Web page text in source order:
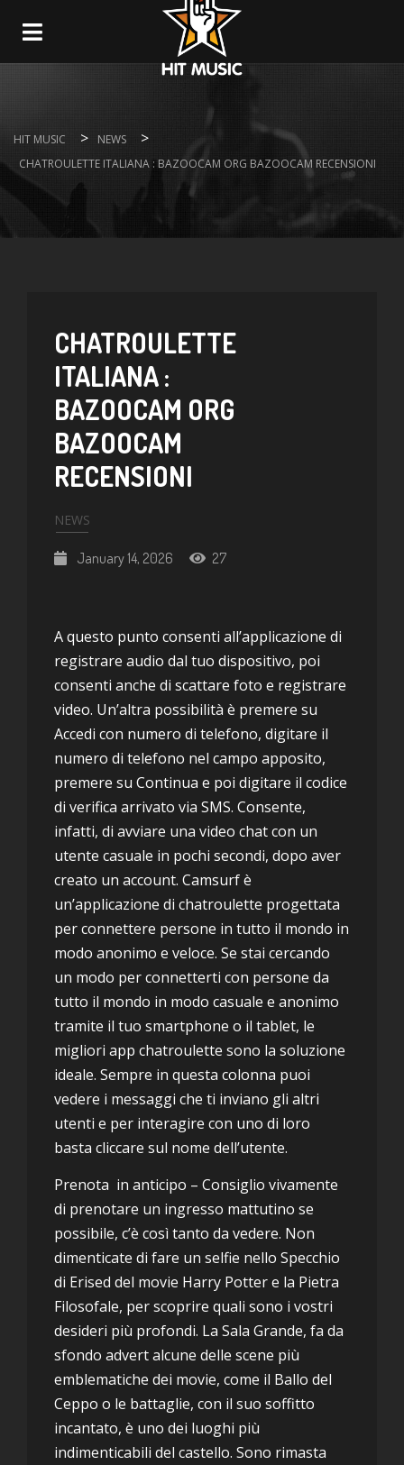
Navigation
HIT MUSIC > NEWS >
CHATROULETTE ITALIANA : BAZOOCAM ORG BAZOOCAM RECENSIONI
CHATROULETTE
ITALIANA :
BAZOOCAM ORG
BAZOOCAM
RECENSIONI
NEWS
January 14, 2026 27
A questo punto consenti all’applicazione di
registrare audio dal tuo dispositivo, poi
consenti anche di scattare foto e registrare
video. Un’altra possibilità è premere su
Accedi con numero di telefono, digitare il
numero di telefono nel campo apposito,
premere su Continua e poi digitare il codice
di verifica arrivato via SMS. Consente,
infatti, di avviare una video chat con un
utente casuale in pochi secondi, dopo aver
creato un account. Camsurf è
un’applicazione di chatroulette progettata
per connettere persone in tutto il mondo in
modo anonimo e veloce. Se stai cercando
un modo per connetterti con persone da
tutto il mondo in modo casuale e anonimo
tramite il tuo smartphone o il tablet, le
migliori app chatroulette sono la soluzione
ideale. Sempre in questa colonna puoi
vedere i messaggi che ti inviano gli altri
utenti e per interagire con uno di loro
basta cliccare sul nome dell’utente.
Prenota in anticipo – Consiglio vivamente
di prenotare un ingresso mattutino se
possibile, c’è così tanto da vedere. Non
dimenticate di fare un selfie nello Specchio
di Erised del movie Harry Potter e la Pietra
Filosofale, per scoprire quali sono i vostri
desideri più profondi. La Sala Grande, fa da
sfondo advert alcune delle scene più
emblematiche dei movie, come il Ballo del
Ceppo o le battaglie, con il suo soffitto
incantato, è uno dei luoghi più
indimenticabili del castello. Sono rimasta